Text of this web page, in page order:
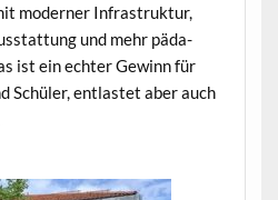
mod­ern­er Infra­struk­tur,
und mehr päd­a­
ist ein echter Gewinn für
Schüler, ent­lastet aber auch